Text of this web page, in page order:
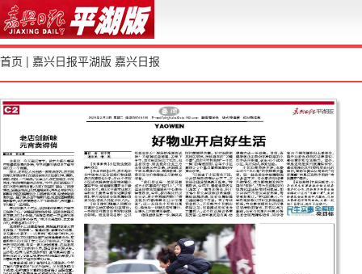
首页 | 嘉兴日报平湖版 嘉兴日报